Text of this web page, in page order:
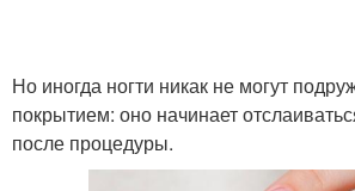
Но иногда ногти никак не могут
покрытием: оно начинает
после процедуры.